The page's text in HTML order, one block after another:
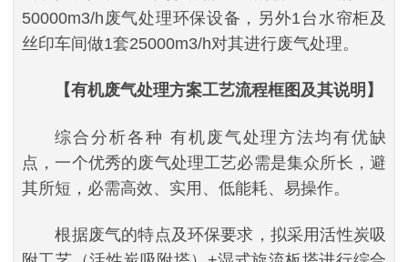
50000m3/h废气处理环保设备，另外1台水帘柜及
丝印车间做1套25000m3/h对其进行废气处理。
【有机废气处理方案工艺流程框图及其说明】
综合分析各种 有机废气处理方法均有优缺
点，一个优秀的废气处理工艺必需是集众所长，避
其所短，必需高效、实用、低能耗、易操作。
根据废气的特点及环保要求，拟采用活性炭吸